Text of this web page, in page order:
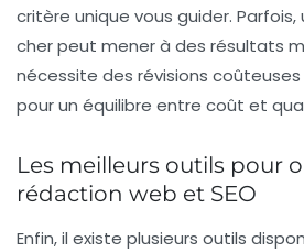
critère unique vous guider.
cher peut mener à des résultats
nécessite des révisions
pour un équilibre entre coût et
Les meilleurs outils pour
rédaction web et SEO
Enfin, il existe plusieurs outils